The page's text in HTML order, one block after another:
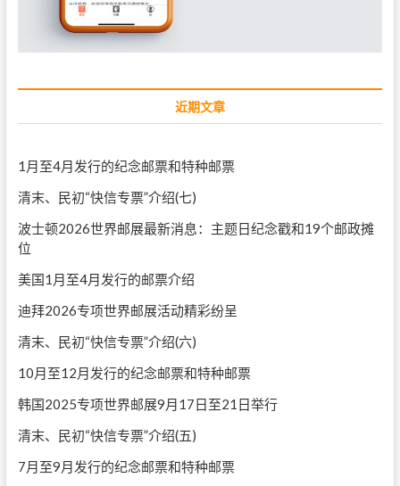
近期文章
1月至4月发行的纪念邮票和特种邮票
清末、民初“快信专票”介绍(七)
波士顿2026世界邮展最新消息：主题日纪念戳和19个邮政摊
位
美国1月至4月发行的邮票介绍
迪拜2026专项世界邮展活动精彩纷呈
清末、民初“快信专票”介绍(六)
10月至12月发行的纪念邮票和特种邮票
韩国2025专项世界邮展9月17日至21日举行
清末、民初“快信专票”介绍(五)
7月至9月发行的纪念邮票和特种邮票